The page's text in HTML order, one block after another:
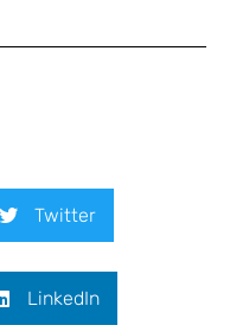
Twitter
LinkedIn